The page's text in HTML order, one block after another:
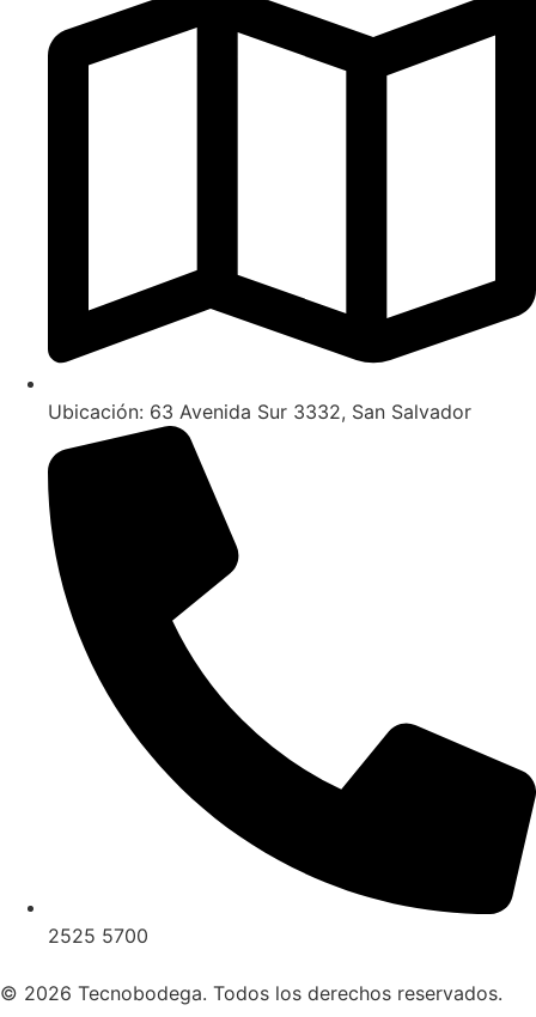
Ubicación: 63 Avenida Sur 3332, San Salvador
2525 5700
© 2026 Tecnobodega. Todos los derechos reservados.